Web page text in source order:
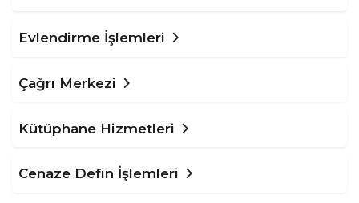
Evlendirme İşlemleri
Çağrı Merkezi
Kütüphane Hizmetleri
Cenaze Defin İşlemleri